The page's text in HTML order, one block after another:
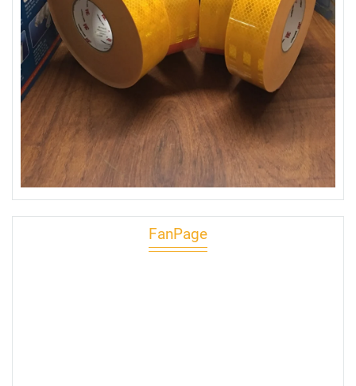
FanPage